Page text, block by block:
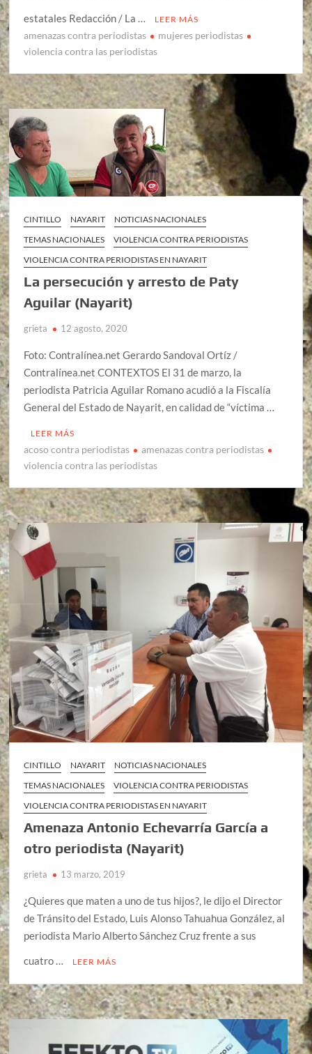
estatales Redacción / La …
LEER MÁS
amenazas contra periodistas
mujeres periodistas
violencia contra las periodistas
CINTILLO NAYARIT
NOTICIAS NACIONALES
TEMAS NACIONALES
VIOLENCIA CONTRA PERIODISTAS
VIOLENCIA CONTRA PERIODISTAS EN NAYARIT
La persecución y arresto de Paty
Aguilar (Nayarit)
grieta 12 agosto, 2020
Foto: Contralínea.net Gerardo Sandoval Ortíz /
Contralínea.net CONTEXTOS El 31 de marzo, la
periodista Patricia Aguilar Romano acudió a la Fiscalía
General del Estado de Nayarit, en calidad de “víctima …
LEER MÁS
acoso contra periodistas
amenazas contra periodistas
violencia contra las periodistas
CINTILLO NAYARIT
NOTICIAS NACIONALES
TEMAS NACIONALES
VIOLENCIA CONTRA PERIODISTAS
VIOLENCIA CONTRA PERIODISTAS EN NAYARIT
Amenaza Antonio Echevarría García a
otro periodista (Nayarit)
grieta 13 marzo, 2019
¿Quieres que maten a uno de tus hijos?, le dijo el Director
de Tránsito del Estado, Luis Alonso Tahuahua González, al
periodista Mario Alberto Sánchez Cruz frente a sus
cuatro …
LEER MÁS